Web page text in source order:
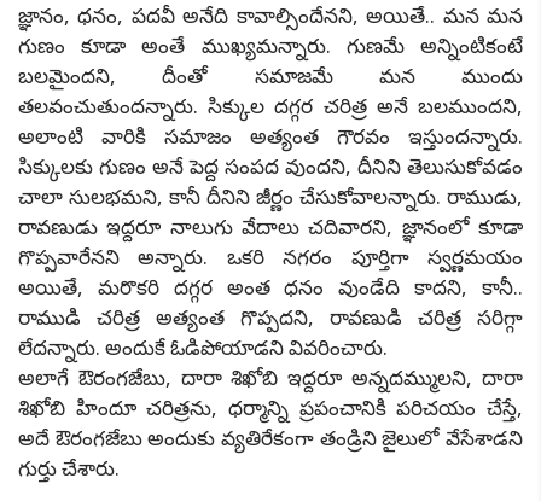
జ్ఞానం, ధనం, పదవీ అనేది కావాల్సిందేనని, అయితే.. మన మన
గుణం కూడా అంతే ముఖ్యమన్నారు. గుణమే అన్నింటికంటే
బలమైందని, దీంతో సమాజమే మన ముందు
తలవంచుతుందన్నారు. సిక్కుల దగ్గర చరిత్ర అనే బలముందని,
అలాంటి వారికి సమాజం అత్యంత గౌరవం ఇస్తుందన్నారు.
సిక్కులకు గుణం అనే పెద్ద సంపద వుందని, దీనిని తెలుసుకోవడం
చాలా సులభమని, కానీ దీనిని జీర్ణం చేసుకోవాలన్నారు. రాముడు,
రావణుడు ఇద్దరూ నాలుగు వేదాలు చదివారని, జ్ఞానంలో కూడా
గొప్పవారేనని అన్నారు. ఒకరి నగరం పూర్తిగా స్వర్ణమయం
అయితే, మరొకరి దగ్గర అంత ధనం వుండేది కాదని, కానీ..
రాముడి చరిత్ర అత్యంత గొప్పదని, రావణుడి చరిత్ర సరిగ్గా
లేదన్నారు. అందుకే ఓడిపోయాడని వివరించారు.
అలాగే ఔరంగజేబు, దారా శిఖోబి ఇద్దరూ అన్నదమ్ములని, దారా
శిఖోబి హిందూ చరిత్రను, ధర్మాన్ని ప్రపంచానికి పరిచయం చేస్తే,
అదే ఔరంగజేబు అందుకు వ్యతిరేకంగా తండ్రిని జైలులో వేసేశాడని
గుర్తు చేశారు.